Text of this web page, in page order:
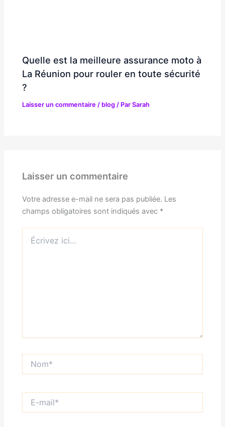
Quelle est la meilleure assurance moto à
La Réunion pour rouler en toute sécurité
?
Laisser un commentaire / blog / ParSarah
Laisser un commentaire
Votre adresse e-mail ne sera pas publiée. Les
champs obligatoires sont indiqués avec *
ici…
mail*